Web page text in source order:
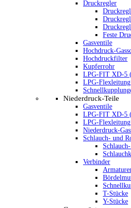
Druckregler
Feste
Gasventile
Hochdruck-
Hochdruckfilter
Kupferrohr
LPG-FIT XD-5
LPG-
Niederdruck-Teile
Gasventile
LPG-FIT XD-5
LPG-
Niederdruck-
Schlauch- und
Verbinder
T-Stücke
Y-Stücke